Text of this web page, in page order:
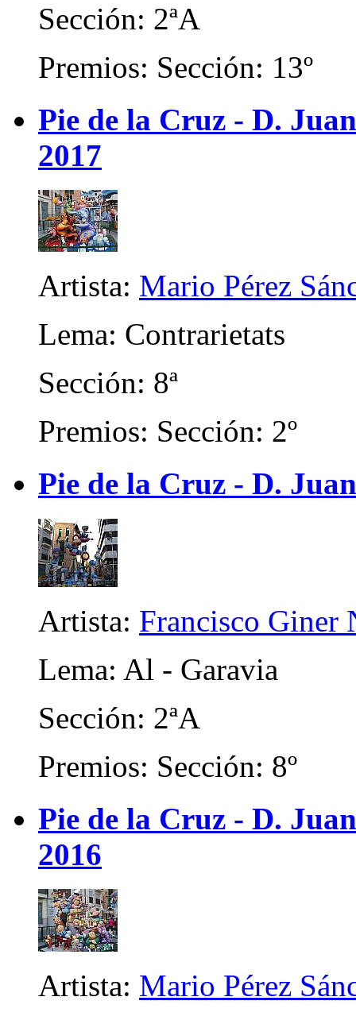
Sección: 2ªA
Premios: Sección: 13º
Pie de la Cruz - D.
2017
Artista: Mario Pérez
Lema: Contrarietats
Sección: 8ª
Premios: Sección: 2º
Pie de la Cruz - D.
Artista: Francisco Giner
Lema: Al - Garavia
Sección: 2ªA
Premios: Sección: 8º
Pie de la Cruz - D.
2016
Artista: Mario Pérez